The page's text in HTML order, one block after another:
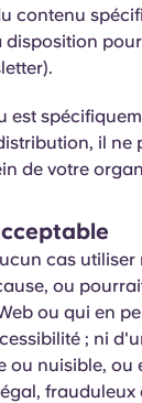
contenu
disposition
est
il ne
de votre
cas utiliser
ou
ou qui en
; ni
ou nuisible, ou
frauduleux